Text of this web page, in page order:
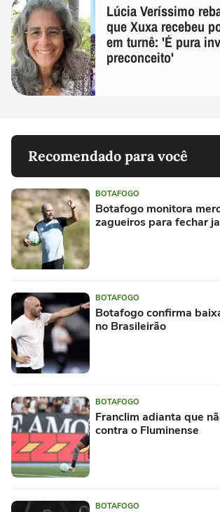
Lúcia Veríssimo
que Xuxa recebeu
em turnê: 'É pura
preconceito'
Recomendado para você
BOTAFOGO
Botafogo monitora
zagueiros para fechar
BOTAFOGO
Botafogo confirma
no Brasileirão
BOTAFOGO
Franclim adianta que
contra o Fluminense
BOTAFOGO